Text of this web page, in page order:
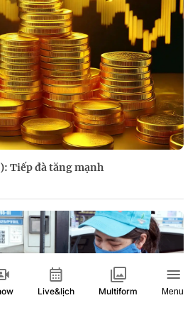
Tiếp đà tăng mạnh
Live&lịch Multiform Menu